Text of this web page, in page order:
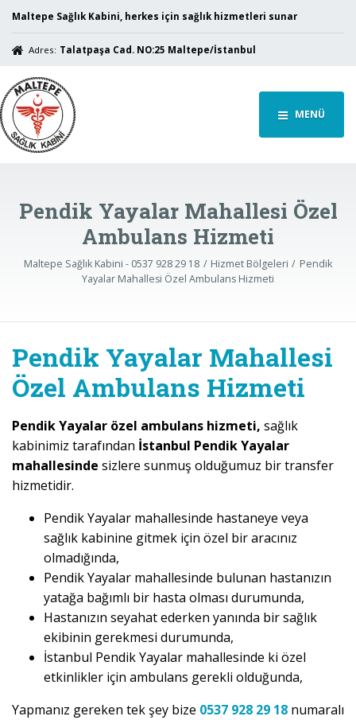
Maltepe Sağlık Kabini, herkes için sağlık hizmetleri sunar
Adres: Talatpaşa Cad. NO:25 Maltepe/İstanbul
MENÜ
Pendik Yayalar Mahallesi Özel
Ambulans Hizmeti
Maltepe Sağlık Kabini - 0537 928 29 18 Hizmet Bölgeleri
Pendik
Yayalar Mahallesi Özel Ambulans Hizmeti
Pendik Yayalar Mahallesi
Özel Ambulans Hizmeti
Pendik Yayalar özel ambulans hizmeti, sağlık
kabinimiz tarafından İstanbul Pendik Yayalar
mahallesinde sizlere sunmuş olduğumuz bir transfer
hizmetidir.
Pendik Yayalar mahallesinde hastaneye veya
sağlık kabinine gitmek için özel bir aracınız
olmadığında,
Pendik Yayalar mahallesinde bulunan hastanızın
yatağa bağımlı bir hasta olması durumunda,
Hastanızın seyahat ederken yanında bir sağlık
ekibinin gerekmesi durumunda,
İstanbul Pendik Yayalar mahallesinde ki özel
etkinlikler için ambulans gerekli olduğunda,
Yapmanız gereken tek şey bize 0537 928 29 18 numaralı